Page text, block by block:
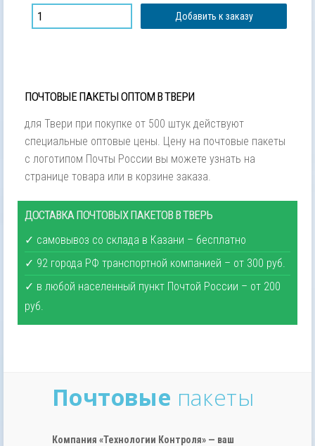
Добавить к заказу
ПОЧТОВЫЕ ПАКЕТЫ ОПТОМ В ТВЕРИ
для Твери при покупке от 500 штук действуют
специальные оптовые цены. Цену на почтовые пакеты
с логотипом Почты России вы можете узнать на
странице товара или в корзине заказа.
ДОСТАВКА ПОЧТОВЫХ ПАКЕТОВ В ТВЕРЬ
✓ самовывоз со склада в Казани – бесплатно
✓ 92 города РФ транспортной компанией – от 300 руб.
✓ в любой населенный пункт Почтой России – от 200
руб.
Почтовые пакеты
Компания «Технологии Контроля» — ваш